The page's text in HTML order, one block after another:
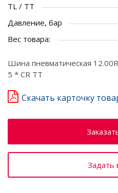
TL / TT
Давление, бар
Вес товара:
Шина пневматическая
5 * CR TT
Скачать карточку
Задать